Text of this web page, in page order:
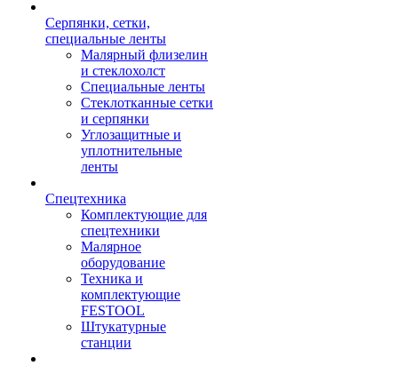
Серпянки, сетки,
специальные ленты
Малярный флизелин
и стеклохолст
Специальные ленты
Стеклотканные сетки
и серпянки
Углозащитные и
уплотнительные
ленты
Спецтехника
Комплектующие для
спецтехники
Малярное
оборудование
Техника и
комплектующие
FESTOOL
Штукатурные
станции